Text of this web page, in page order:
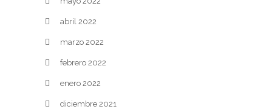
abril 2022
marzo 2022
febrero 2022
enero 2022
diciembre 2021